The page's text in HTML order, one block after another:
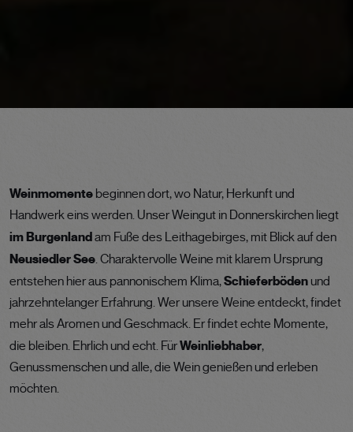
Weinmomente beginnen dort, wo Natur, Herkunft und
Handwerk eins werden. Unser Weingut in Donnerskirchen liegt
im Burgenlandam Fuße des Leithagebirges, mit Blick auf den
Neusiedler See. Charaktervolle Weine mit klarem Ursprung
entstehen hier aus pannonischem Klima,Schieferböden und
jahrzehntelanger Erfahrung. Wer unsere Weine entdeckt, findet
mehr als Aromen und Geschmack. Er findet echte Momente,
die bleiben. Ehrlich und echt. FürWeinliebhaber,
Genussmenschen und alle, die Wein genießen und erleben
möchten.